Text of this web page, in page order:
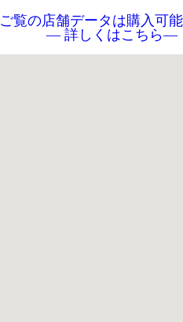
ご覧の店舗データは購入可能
― 詳しくはこちら―